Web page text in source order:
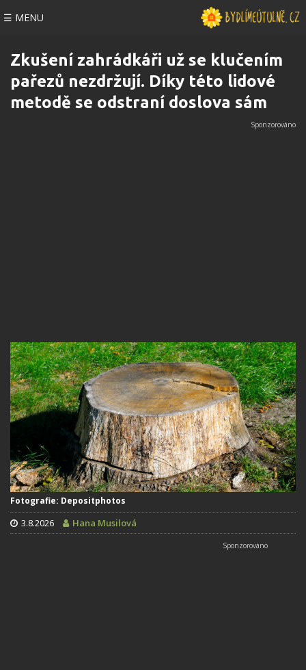
☰ MENU
Zkušení zahrádkáři už se klučením
pařezů nezdržují. Díky této lidové
metodě se odstraní doslova sám
Fotografie: Depositphotos
3.8.2026 Hana Musilová